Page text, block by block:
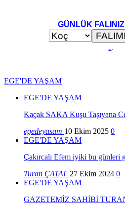
GÜNLÜK
EGE'DE YAŞAM
EGE'DE YAŞAM
Kaçak SAKA Kuşu Taşıyana
egedeyasam 10 Ekim 2025 0
EGE'DE YAŞAM
Çakırcalı Efem iyiki bu
Turan ÇATAL 27 Ekim 2024 0
EGE'DE YAŞAM
GAZETEMİZ SAHİBİ